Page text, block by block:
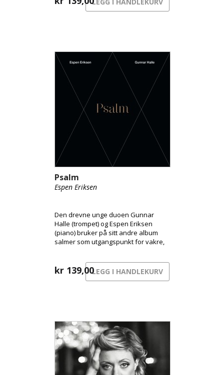
Psalm
Espen Eriksen
Den drevne unge duoen Gunnar
Halle (trompet) og Espen Eriksen
(piano) bruker på sitt andre album
salmer som utgangspunkt for vakre,
kr 139,00LEGG I HANDLEKURV